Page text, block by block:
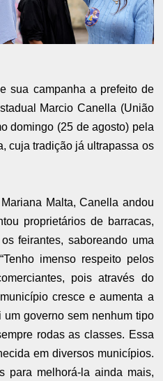
sua campanha a prefeito de
Marcio Canella (União
domingo (25 de agosto) pela
cuja tradição já ultrapassa os
Malta, Canella andou
proprietários de barracas,
feirantes, saboreando uma
imenso respeito pelos
pois através do
cresce e aumenta a
governo sem nenhum tipo
rodas as classes. Essa
em diversos municípios.
para melhorá-la ainda mais,